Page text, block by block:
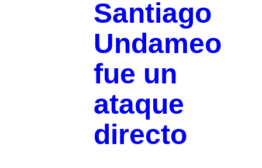
Santiago
Undameo
fue un
ataque
directo